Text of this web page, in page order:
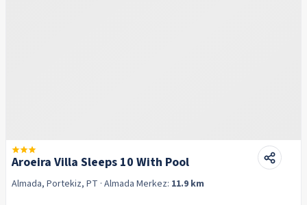
Aroeira Villa Sleeps 10 With Pool
Almada, Portekiz, PT · Almada Merkez: 11.9 km